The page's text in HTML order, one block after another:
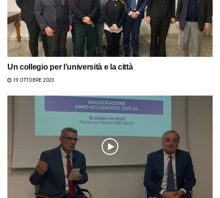
Un collegio per l’università e la città
19 OTTOBRE 2023